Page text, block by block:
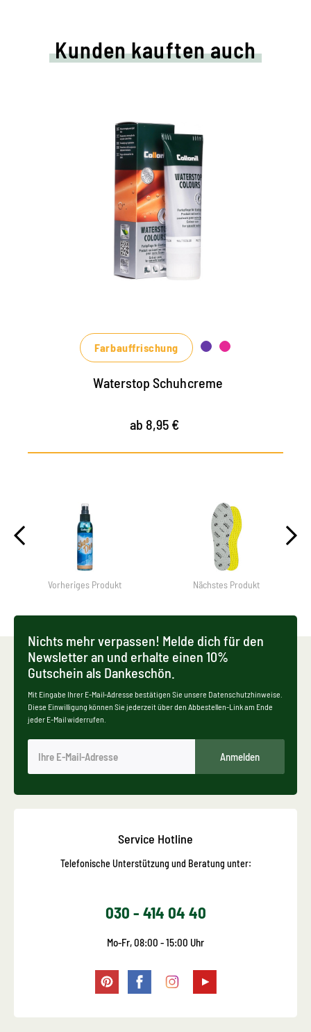
Kunden kauften auch
Farbige Pflege- und
Imprägniercreme
pflegt alle Glattleder und HighTech-
Materialien mit Imprägnier-Effekt
nährt das Leder, hält es strapazierfähig
Farbauffrischung
Waterstop Schuhcreme
ab 8,95 €
Vorheriges Produkt Nächstes Produkt
Nichts mehr verpassen! Melde dich für den
Newsletter an und erhalte einen 10%
Gutschein als Dankeschön.
Mit Eingabe Ihrer E-Mail-Adresse bestätigen Sie unsere Datenschutzhinweise.
Diese Einwilligung können Sie jederzeit über den Abbestellen-Link am Ende
jeder E-Mail widerrufen.
Anmelden
Service Hotline
Telefonische Unterstützung und Beratung unter:
030 - 414 04 40
Mo-Fr, 08:00 - 15:00 Uhr